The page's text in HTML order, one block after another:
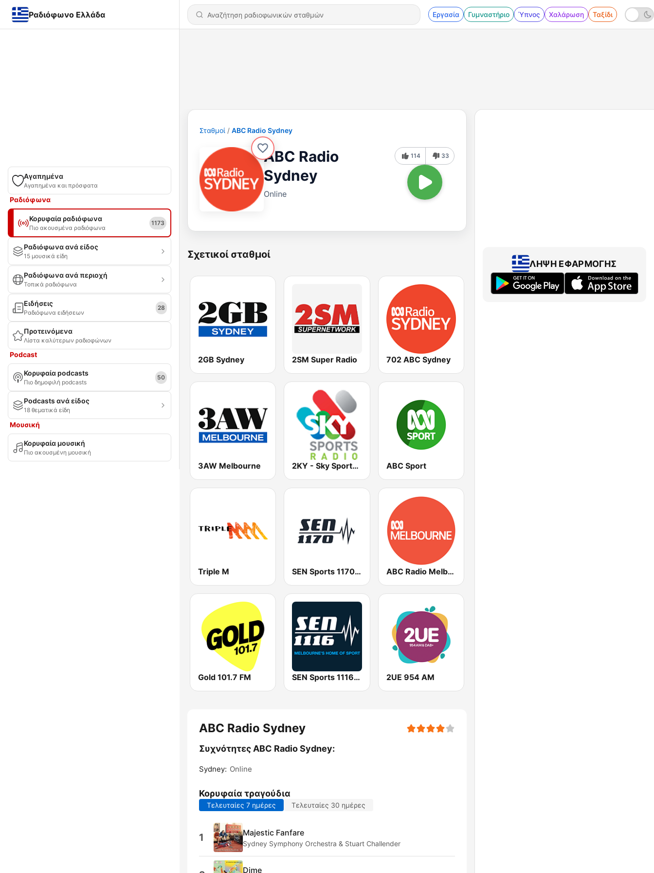
Ραδιόφωνο Ελλάδα Εργασία Γυμναστήριο Ύπνος Χαλάρωση Ταξίδι
Αγαπημένα
Αγαπημένα και πρόσφατα
Ραδιόφωνα
Κορυφαία ραδιόφωνα
Πιο ακουσμένα ραδιόφωνα
1173
Ραδιόφωνα ανά είδος
15 μουσικά είδη
Ραδιόφωνα ανά περιοχή
Τοπικά ραδιόφωνα
Ειδήσεις
Ραδιόφωνα ειδήσεων
28
Προτεινόμενα
Λίστα καλύτερων ραδιοφώνων
Podcast
Κορυφαία podcasts
Πιο δημοφιλή podcasts
50
Podcasts ανά είδος
18 θεματικά είδη
Μουσική
Κορυφαία μουσική
Πιο ακουσμένη μουσική
Σταθμοί ABC Radio Sydney
ABC Radio
Sydney
Online
114 33
Σχετικοί σταθμοί
2GB Sydney 2SM Super Radio 702 ABC Sydney
3AW Melbourne 2KY - Sky Sports Radio ABC Sport
Triple M SEN Sports 1170 Sydney ABC Radio Melbourne
Gold 101.7 FM SEN Sports 1116 AM 2UE 954 AM
ABC Radio Sydney
Συχνότητες ABC Radio Sydney:
Sydney: Online
Κορυφαία τραγούδια
Τελευταίες 7 ημέρες Τελευταίες 30 ημέρες
1 Majestic Fanfare
Sydney Symphony Orchestra & Stuart Challender
Dime
ΛΉΨΗ ΕΦΑΡΜΟΓΉΣ